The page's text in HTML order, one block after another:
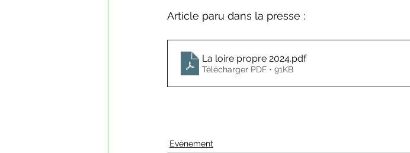
Article paru dans la presse :
La loire propre 2024.pdf
Télécharger PDF • 91KB
Evènement